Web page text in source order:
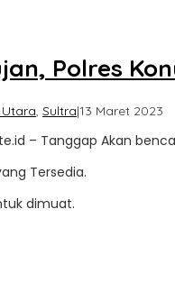
Polres
, Sultra|13 Maret 2023
– Tanggap Akan
Tersedia.
dimuat.